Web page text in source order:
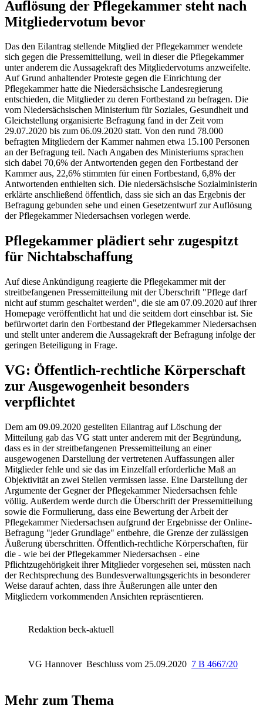
Auflösung der Pflegekammer steht nach
Mitgliedervotum bevor
Das den Eilantrag stellende Mitglied der Pflegekammer wendete
sich gegen die Pressemitteilung, weil in dieser die Pflegekammer
unter anderem die Aussagekraft des Mitgliedervotums anzweifelte.
Auf Grund anhaltender Proteste gegen die Einrichtung der
Pflegekammer hatte die Niedersächsische Landesregierung
entschieden, die Mitglieder zu deren Fortbestand zu befragen. Die
vom Niedersächsischen Ministerium für Soziales, Gesundheit und
Gleichstellung organisierte Befragung fand in der Zeit vom
29.07.2020 bis zum 06.09.2020 statt. Von den rund 78.000
befragten Mitgliedern der Kammer nahmen etwa 15.100 Personen
an der Befragung teil. Nach Angaben des Ministeriums sprachen
sich dabei 70,6% der Antwortenden gegen den Fortbestand der
Kammer aus, 22,6% stimmten für einen Fortbestand, 6,8% der
Antwortenden enthielten sich. Die niedersächsische Sozialministerin
erklärte anschließend öffentlich, dass sie sich an das Ergebnis der
Befragung gebunden sehe und einen Gesetzentwurf zur Auflösung
der Pflegekammer Niedersachsen vorlegen werde.
Pflegekammer plädiert sehr zugespitzt
für Nichtabschaffung
Auf diese Ankündigung reagierte die Pflegekammer mit der
streitbefangenen Pressemitteilung mit der Überschrift "Pflege darf
nicht auf stumm geschaltet werden", die sie am 07.09.2020 auf ihrer
Homepage veröffentlicht hat und die seitdem dort einsehbar ist. Sie
befürwortet darin den Fortbestand der Pflegekammer Niedersachsen
und stellt unter anderem die Aussagekraft der Befragung infolge der
geringen Beteiligung in Frage.
VG: Öffentlich-rechtliche Körperschaft
zur Ausgewogenheit besonders
verpflichtet
Dem am 09.09.2020 gestellten Eilantrag auf Löschung der
Mitteilung gab das VG statt unter anderem mit der Begründung,
dass es in der streitbefangenen Pressemitteilung an einer
ausgewogenen Darstellung der vertretenen Auffassungen aller
Mitglieder fehle und sie das im Einzelfall erforderliche Maß an
Objektivität an zwei Stellen vermissen lasse. Eine Darstellung der
Argumente der Gegner der Pflegekammer Niedersachsen fehle
völlig. Außerdem werde durch die Überschrift der Pressemitteilung
sowie die Formulierung, dass eine Bewertung der Arbeit der
Pflegekammer Niedersachsen aufgrund der Ergebnisse der Online-
Befragung "jeder Grundlage" entbehre, die Grenze der zulässigen
Äußerung überschritten. Öffentlich-rechtliche Körperschaften, für
die - wie bei der Pflegekammer Niedersachsen - eine
Pflichtzugehörigkeit ihrer Mitglieder vorgesehen sei, müssten nach
der Rechtsprechung des Bundesverwaltungsgerichts in besonderer
Weise darauf achten, dass ihre Äußerungen alle unter den
Mitgliedern vorkommenden Ansichten repräsentieren.
Redaktion beck-aktuell
VG Hannover Beschluss vom 25.09.2020 7 B 4667/20
Mehr zum Thema